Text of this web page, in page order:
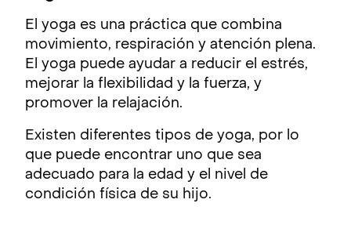
El yoga es una práctica que combina
movimiento, respiración y atención plena.
El yoga puede ayudar a reducir el estrés,
mejorar la flexibilidad y la fuerza, y
promover la relajación.
Existen diferentes tipos de yoga, por lo
que puede encontrar uno que sea
adecuado para la edad y el nivel de
condición física de su hijo.